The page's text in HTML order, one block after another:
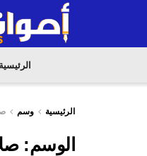
الرئيسية
الرئيسية وسم
الوسم: